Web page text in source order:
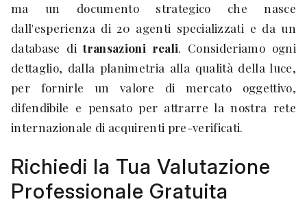
ma un documento strategico che nasce
dall'esperienza di 20 agenti specializzati e da un
database ditransazioni reali. Consideriamo ogni
dettaglio, dalla planimetria alla qualità della luce,
per fornirle un valore di mercato oggettivo,
difendibile e pensato per attrarre la nostra rete
internazionale di acquirenti pre-verificati.
Richiedi la Tua Valutazione
Professionale Gratuita